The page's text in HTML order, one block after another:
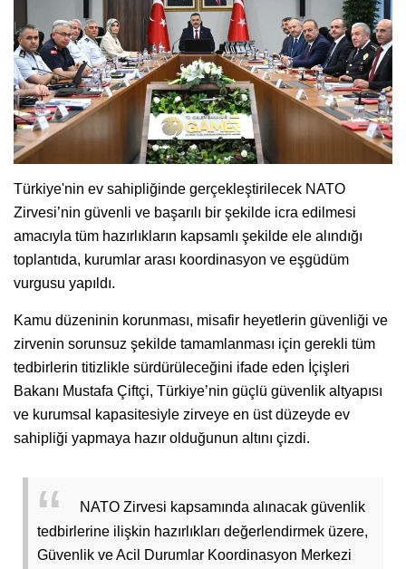
Türkiye'nin ev sahipliğinde gerçekleştirilecek NATO
Zirvesi’nin güvenli ve başarılı bir şekilde icra edilmesi
amacıyla tüm hazırlıkların kapsamlı şekilde ele alındığı
toplantıda, kurumlar arası koordinasyon ve eşgüdüm
vurgusu yapıldı.
Kamu düzeninin korunması, misafir heyetlerin güvenliği ve
zirvenin sorunsuz şekilde tamamlanması için gerekli tüm
tedbirlerin titizlikle sürdürüleceğini ifade eden İçişleri
Bakanı Mustafa Çiftçi, Türkiye’nin güçlü güvenlik altyapısı
ve kurumsal kapasitesiyle zirveye en üst düzeyde ev
sahipliği yapmaya hazır olduğunun altını çizdi.
NATO Zirvesi kapsamında alınacak güvenlik
tedbirlerine ilişkin hazırlıkları değerlendirmek üzere,
Güvenlik ve Acil Durumlar Koordinasyon Merkezi